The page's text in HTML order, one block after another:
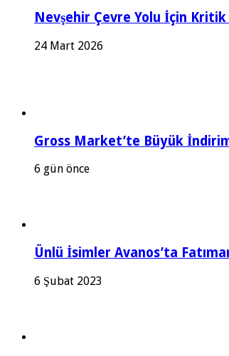
Nevşehir Çevre Yolu İçin Kritik
24 Mart 2026
Gross Market’te Büyük İndirim
6 gün önce
Ünlü İsimler Avanos’ta
6 Şubat 2023